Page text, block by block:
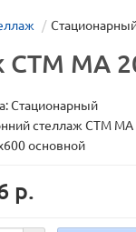
СТМ МА
Стационарный
стеллаж СТМ МА
основной
р.